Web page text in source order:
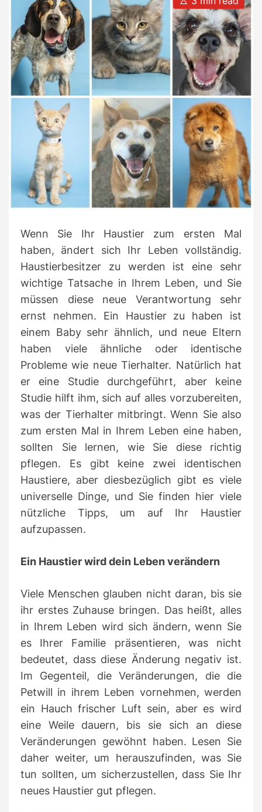
s
t
h
r
t
e
s
t
i
m
a
t
e
r
e
m
Wenn Sie Ihr Haustier zum ersten Mal
haben, ändert sich Ihr Leben vollständig.
Haustierbesitzer zu werden ist eine sehr
wichtige Tatsache in Ihrem Leben, und Sie
müssen diese neue Verantwortung sehr
ernst nehmen. Ein Haustier zu haben ist
einem Baby sehr ähnlich, und neue Eltern
haben viele ähnliche oder identische
Probleme wie neue Tierhalter. Natürlich hat
er eine Studie durchgeführt, aber keine
Studie hilft ihm, sich auf alles vorzubereiten,
was der Tierhalter mitbringt.Wenn Sie also
zum ersten Mal in Ihrem Leben eine haben,
sollten Sie lernen, wie Sie diese richtig
pflegen. Es gibt keine zwei identischen
Haustiere, aber diesbezüglich gibt es viele
universelle Dinge, und Sie finden hier viele
nützliche Tipps, um auf Ihr Haustier
aufzupassen.
Ein Haustier wird dein Leben verändern
Viele Menschen glauben nicht daran, bis sie
ihr erstes Zuhause bringen. Das heißt, alles
in Ihrem Leben wird sich ändern, wenn Sie
es Ihrer Familie präsentieren, was nicht
bedeutet, dass diese Änderung negativ ist.
Im Gegenteil, die Veränderungen, die die
Petwill in ihrem Leben vornehmen, werden
ein Hauch frischer Luft sein, aber es wird
eine Weile dauern, bis sie sich an diese
Veränderungen gewöhnt haben. Lesen Sie
daher weiter, um herauszufinden, was Sie
tun sollten, um sicherzustellen, dass Sie Ihr
neues Haustier gut pflegen.